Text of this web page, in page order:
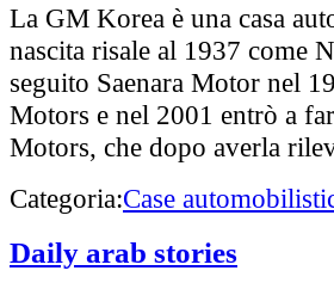
La GM Korea è una casa
nascita risale al 1937 come
seguito Saenara Motor nel
Motors e nel 2001 entrò a
Motors, che dopo averla
Categoria:Case
Daily arab stories